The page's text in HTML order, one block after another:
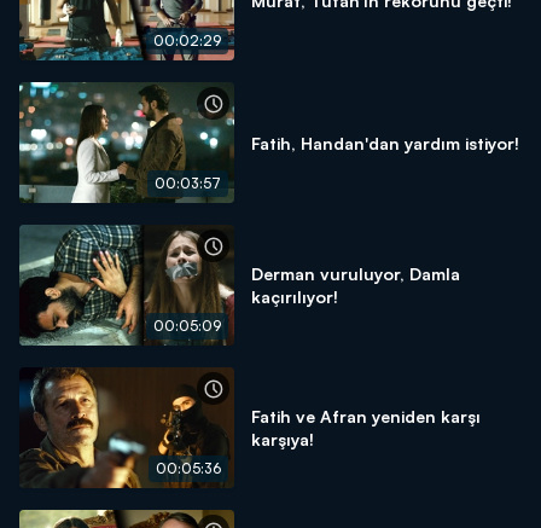
00:02:29
00:03:57
Fatih, Handan'dan yardım istiyor!
00:05:09
Derman vuruluyor, Damla
kaçırılıyor!
00:05:36
Fatih ve Afran yeniden karşı
karşıya!